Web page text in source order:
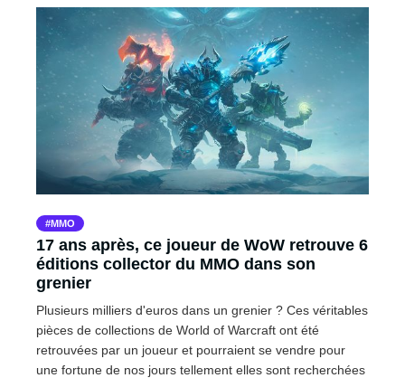
MMO
17 ans après, ce joueur de WoW retrouve 6
éditions collector du MMO dans son
grenier
Plusieurs milliers d'euros dans un grenier ? Ces véritables
pièces de collections de World of Warcraft ont été
retrouvées par un joueur et pourraient se vendre pour
une fortune de nos jours tellement elles sont recherchées